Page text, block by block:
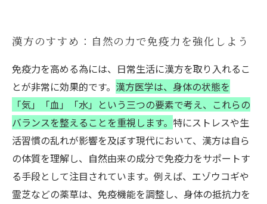
漢方のすすめ：自然の力で免疫力を強化しよう
免疫力を高める為には、日常生活に漢方を取り入れるこ
とが非常に効果的です。 漢方医学は、身体の状態を
「気」「血」「水」という三つの要素で考え、これらの
バランスを整えることを重視します。 特にストレスや生
活習慣の乱れが影響を及ぼす現代において、漢方は自ら
の体質を理解し、自然由来の成分で免疫力をサポートす
る手段として注目されています。例えば、エゾウコギや
霊芝などの薬草は、免疫機能を調整し、身体の抵抗力を